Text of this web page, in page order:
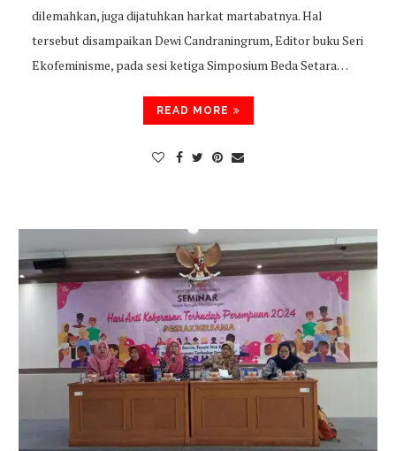
dilemahkan, juga dijatuhkan harkat martabatnya. Hal
tersebut disampaikan Dewi Candraningrum, Editor buku Seri
Ekofeminisme, pada sesi ketiga Simposium Beda Setara…
READ MORE